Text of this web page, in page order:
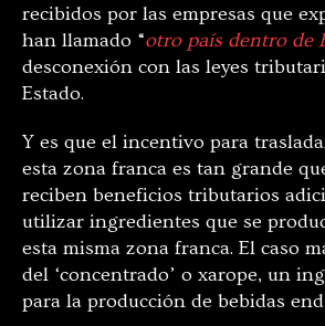
recibidos por las empresas que
han llamado “otro país dentro de
desconexión con las leyes
Estado.
Y es que el incentivo para
esta zona franca es tan grande
reciben beneficios tributarios
utilizar ingredientes que se
esta misma zona franca. El caso
del ‘concentrado’ o xarope, un
para la producción de bebidas